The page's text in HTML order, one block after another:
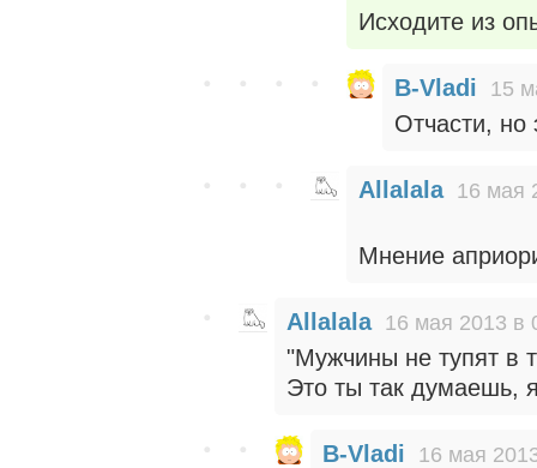
Исходите из
B-Vladi 15
Отчасти, но
Allalala 16 мая
Мнение
Allalala 16 мая 2013 в
"Мужчины не тупят в
Это ты так думаешь,
B-Vladi 16 мая